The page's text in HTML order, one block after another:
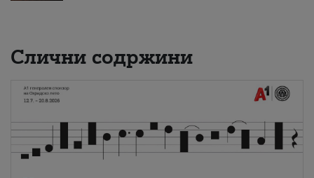
Слични содржини